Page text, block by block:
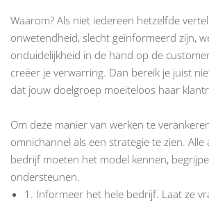
Waarom? Als niet iedereen hetzelfde
onwetendheid, slecht geïnformeerd zijn,
onduidelijkheid in de hand op de
creëer je verwarring. Dan bereik je juist
dat jouw doelgroep moeiteloos haar
Om deze manier van werken te
omnichannel als een strategie te zien.
bedrijf moeten het model kennen,
ondersteunen.
1. Informeer het hele bedrijf. Laat ze